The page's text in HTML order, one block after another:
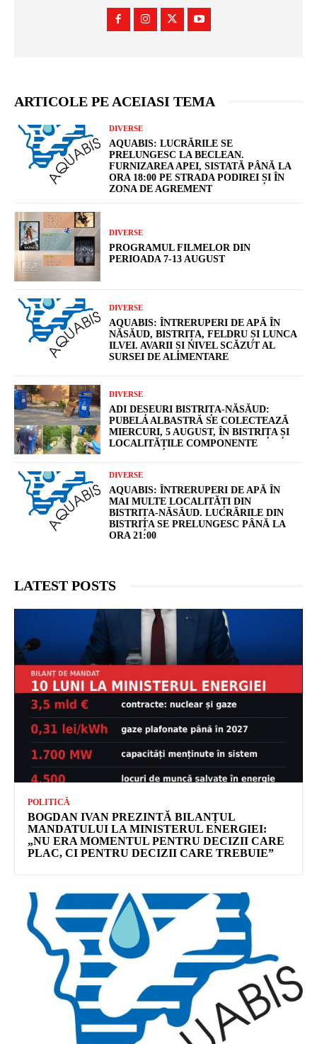
ARTICOLE PE ACEIASI TEMA
DIVERSE
AQUABIS: LUCRĂRILE SE
PRELUNGESC LA BECLEAN.
FURNIZAREA APEI, SISTATĂ PÂNĂ LA
ORA 18:00 PE STRADA PODIREI ȘI ÎN
ZONA DE AGREMENT
DIVERSE
PROGRAMUL FILMELOR DIN
PERIOADA 7-13 AUGUST
DIVERSE
AQUABIS: ÎNTRERUPERI DE APĂ ÎN
NĂSĂUD, BISTRIȚA, FELDRU ȘI LUNCA
ILVEI. AVARII ȘI NIVEL SCĂZUT AL
SURSEI DE ALIMENTARE
DIVERSE
ADI DEȘEURI BISTRIȚA-NĂSĂUD:
PUBELA ALBASTRĂ SE COLECTEAZĂ
MIERCURI, 5 AUGUST, ÎN BISTRIȚA ȘI
LOCALITĂȚILE COMPONENTE
DIVERSE
AQUABIS: ÎNTRERUPERI DE APĂ ÎN
MAI MULTE LOCALITĂȚI DIN
BISTRIȚA-NĂSĂUD. LUCRĂRILE DIN
BISTRIȚA SE PRELUNGESC PÂNĂ LA
ORA 21:00
LATEST POSTS
POLITICĂ
BOGDAN IVAN PREZINTĂ BILANȚUL
MANDATULUI LA MINISTERUL ENERGIEI:
„NU ERA MOMENTUL PENTRU DECIZII CARE
PLAC, CI PENTRU DECIZII CARE TREBUIE”